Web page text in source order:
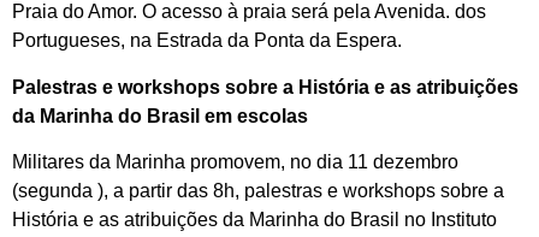
Praia do Amor. O acesso à praia será pela Avenida. dos
Portugueses, na Estrada da Ponta da Espera.
Palestras e workshops sobre a História e as atribuições
da Marinha do Brasil em escolas
Militares da Marinha promovem, no dia 11 dezembro
(segunda ), a partir das 8h, palestras e workshops sobre a
História e as atribuições da Marinha do Brasil no Instituto